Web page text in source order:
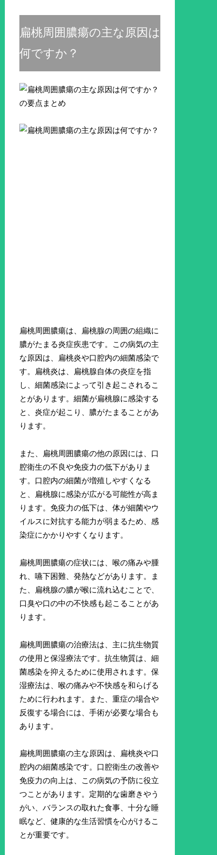
扁桃周囲膿瘍の主な原因は
何ですか？
扁桃周囲膿瘍は、扁桃腺の周囲の組織に
膿がたまる炎症疾患です。この病気の主
な原因は、扁桃炎や口腔内の細菌感染で
す。扁桃炎は、扁桃腺自体の炎症を指
し、細菌感染によって引き起こされるこ
とがあります。細菌が扁桃腺に感染する
と、炎症が起こり、膿がたまることがあ
ります。
また、扁桃周囲膿瘍の他の原因には、口
腔衛生の不良や免疫力の低下がありま
す。口腔内の細菌が増殖しやすくなる
と、扁桃腺に感染が広がる可能性が高ま
ります。免疫力の低下は、体が細菌やウ
イルスに対抗する能力が弱まるため、感
染症にかかりやすくなります。
扁桃周囲膿瘍の症状には、喉の痛みや腫
れ、嚥下困難、発熱などがあります。ま
た、扁桃腺の膿が喉に流れ込むことで、
口臭や口の中の不快感も起こることがあ
ります。
扁桃周囲膿瘍の治療法は、主に抗生物質
の使用と保湿療法です。抗生物質は、細
菌感染を抑えるために使用されます。保
湿療法は、喉の痛みや不快感を和らげる
ために行われます。また、重症の場合や
反復する場合には、手術が必要な場合も
あります。
扁桃周囲膿瘍の主な原因は、扁桃炎や口
腔内の細菌感染です。口腔衛生の改善や
免疫力の向上は、この病気の予防に役立
つことがあります。定期的な歯磨きやう
がい、バランスの取れた食事、十分な睡
眠など、健康的な生活習慣を心がけるこ
とが重要です。